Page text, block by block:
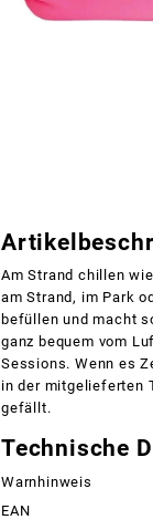
Am Strand chillen
am Strand, im Park
befüllen und macht
ganz bequem vom
Sessions. Wenn es
in der mitgelieferten
gefällt.
Technische
Warnhinweis
EAN